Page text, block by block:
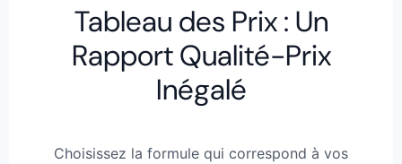
Tableau des Prix : Un
Rapport Qualité-Prix
Inégalé
Choisissez la formule qui correspond à vos